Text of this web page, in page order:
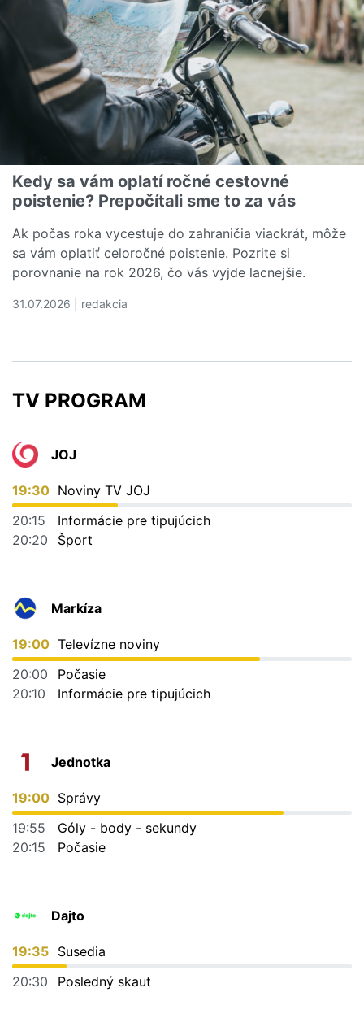
Kedy sa vám oplatí ročné cestovné
poistenie? Prepočítali sme to za vás
Ak počas roka vycestuje do zahraničia viackrát, môže
sa vám oplatiť celoročné poistenie. Pozrite si
porovnanie na rok 2026, čo vás vyjde lacnejšie.
31.07.2026 | redakcia
TV PROGRAM
JOJ
19:30 Noviny TV JOJ
20:15
Informácie pre tipujúcich
20:20
Šport
Markíza
19:00 Televízne noviny
20:00
Počasie
20:10
Informácie pre tipujúcich
Jednotka
19:00 Správy
19:55
Góly - body - sekundy
20:15
Počasie
Dajto
19:35 Susedia
20:30
Posledný skaut